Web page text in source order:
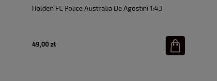
Holden FE Police Australia De Agostini 1:43
49,00 zł